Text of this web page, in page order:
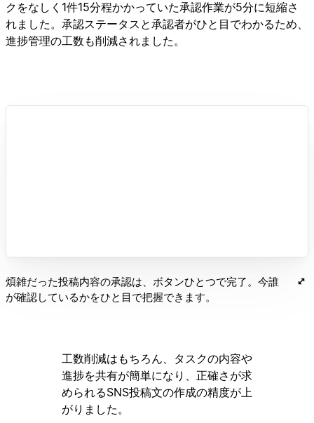
クをなしく1件15分程かかっていた承認作業が5分に短縮さ
れました。承認ステータスと承認者がひと目でわかるため、
進捗管理の工数も削減されました。
煩雑だった投稿内容の承認は、ボタンひとつで完了。今誰
が確認しているかをひと目で把握できます。
工数削減はもちろん、タスクの内容や
進捗を共有が簡単になり、正確さが求
められるSNS投稿文の作成の精度が上
がりました。